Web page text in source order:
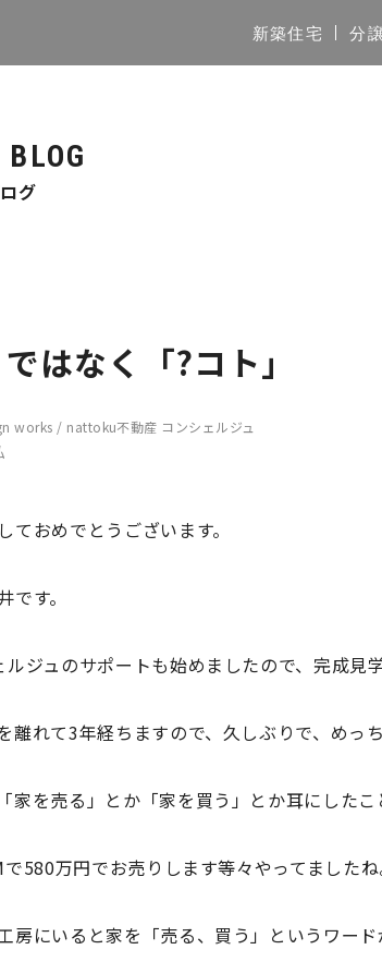
新築住宅 分
グ
ではなく「?コト」
works / nattoku不動産 コンシェルジュ
ておめでとうございます。
す。
ジュのサポートも始めましたので、完成見
離れて3年経ちますので、久しぶりで、めっ
家を売る」とか「家を買う」とか耳にしたこ
580万円でお売りします等々やってましたね
房にいると家を「売る、買う」というワード